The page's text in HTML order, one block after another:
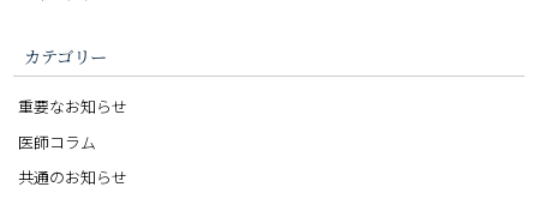
カテゴリー
重要なお知らせ
医師コラム
共通のお知らせ